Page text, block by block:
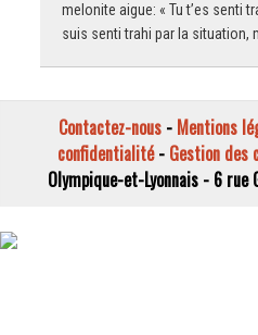
melonite aigue: « Tu t’es senti
suis senti trahi par la situation,
Contactez-nous - Mentions
confidentialité- Gestion des
Olympique-et-Lyonnais - 6 rue